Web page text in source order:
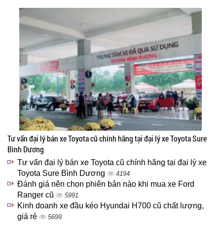
Tư vấn đại lý bán xe Toyota cũ chính hãng tại đại lý xe Toyota Sure
Bình Dương
Tư vấn đại lý bán xe Toyota cũ chính hãng tại đại lý xe
Toyota Sure Bình Dương
4194
Đánh giá nên chọn phiên bản nào khi mua xe Ford
Ranger cũ
5991
Kinh doanh xe đầu kéo Hyundai H700 cũ chất lượng,
giá rẻ
5699